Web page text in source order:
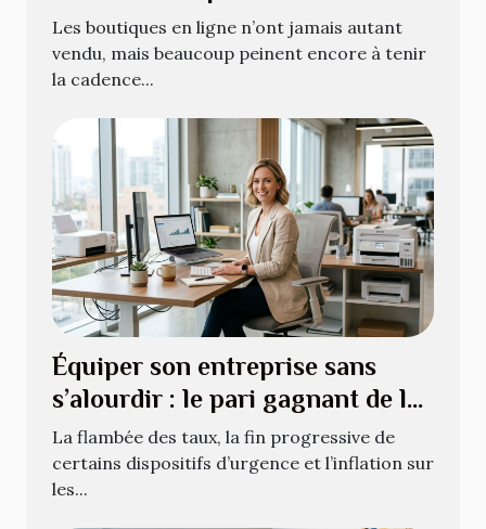
office bien géré
Les boutiques en ligne n’ont jamais autant
vendu, mais beaucoup peinent encore à tenir
la cadence...
Équiper son entreprise sans
s’alourdir : le pari gagnant de la
location de matériel
La flambée des taux, la fin progressive de
certains dispositifs d’urgence et l’inflation sur
les...